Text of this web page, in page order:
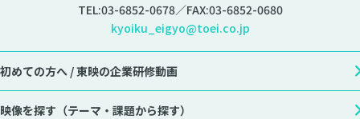
TEL:03-6852-0678／FAX:03-6852-0680
kyoiku_eigyo@toei.co.jp
初めての方へ /東映の企業研修動画
映像を探す （テーマ・課題から探す）